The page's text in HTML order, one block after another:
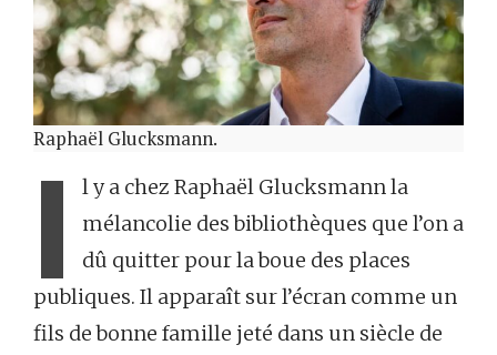
Raphaël Glucksmann.
I
l y a chez Raphaël Glucksmann la
mélancolie des bibliothèques que l’on a
dû quitter pour la boue des places
publiques. Il apparaît sur l’écran comme un
fils de bonne famille jeté dans un siècle de